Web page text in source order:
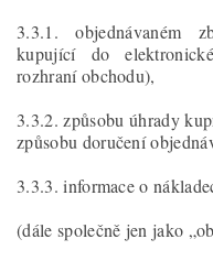
3.3.1. objednávaném
kupující do
rozhraní obchodu),
3.3.2. způsobu úhrady
způsobu doručení
3.3.3. informace o
(dále společně jen jako